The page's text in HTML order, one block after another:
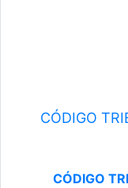
CÓDIGO
CÓDIGO